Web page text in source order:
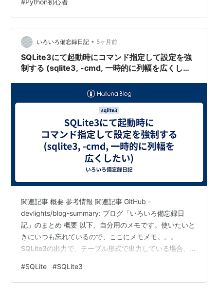
る👉 学習向け最強 ■ DB作成 import sqlite3conn =
sqlite3.connect("sample.db")print("DB作成") 👉…
いろいろ備忘録日記 • 5ヶ月前
SQLite3にて起動時にコマンド指定して設定を強
制する (sqlite3, -cmd, 一時的に列幅を広くした
関連記事 概要 参考情報 関連記事 GitHub -
devlights/blog-summary: ブログ「いろいろ備忘録日
記」のまとめ 概要 以下、自分用のメモです。使いたいと
きにいつも忘れているので、ここにメモメモ。。。
SQLite3の出力で、テーブル形式で出力している場合、列
うときに一時的に列幅を強制指定して特定の列だけ大き
く表示したい場合は、以下のように出来ます。 $ sqlite3
#SQLite #SQLite3